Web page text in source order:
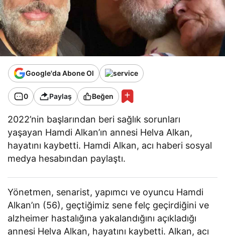
Google'da Abone Ol
0 Paylaş Beğen
2022’nin başlarından beri sağlık sorunları
yaşayan Hamdi Alkan’ın annesi Helva Alkan,
hayatını kaybetti. Hamdi Alkan, acı haberi sosyal
medya hesabından paylaştı.
Yönetmen, senarist, yapımcı ve oyuncu Hamdi
Alkan’ın (56), geçtiğimiz sene felç geçirdiğini ve
alzheimer hastalığına yakalandığını açıkladığı
annesi Helva Alkan, hayatını kaybetti. Alkan, acı